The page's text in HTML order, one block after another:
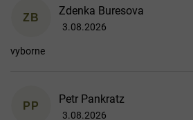
ZB
Zdenka Buresova
Hodnocení obchodu je 5 z 5
3.08.2026
vyborne
PP
Petr Pankratz
3.08.2026